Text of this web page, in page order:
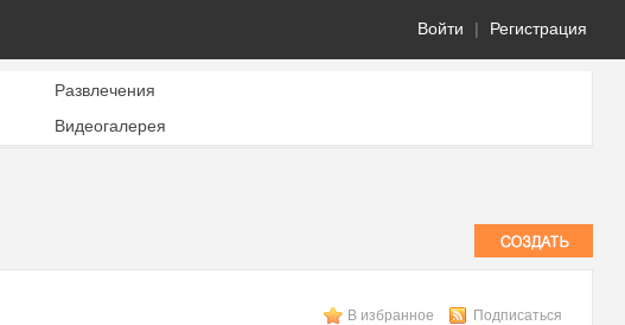
Войти | Регистрация
Развлечения
Видеогалерея
В избранное Подписаться